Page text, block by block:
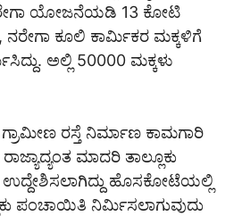
ಯೋಜನೆಯಡಿ 13 ಕೋಟಿ
ಕೂಲಿ ಕಾರ್ಮಿಕರ ಮಕ್ಕಳಿಗೆ
ಅಲ್ಲಿ 50000 ಮಕ್ಕಳು
ಗ್ರಾಮೀಣ ರಸ್ತೆ ನಿರ್ಮಾಣ ಕಾಮಗಾರಿ
ಮಾದರಿ ತಾಲ್ಲೂಕು
ಹೊಸಕೋಟೆಯಲ್ಲಿ
ಪಂಚಾಯಿತಿ ನಿರ್ಮಿಸಲಾಗುವುದು